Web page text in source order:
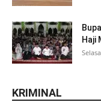
Haji
KRIMINAL